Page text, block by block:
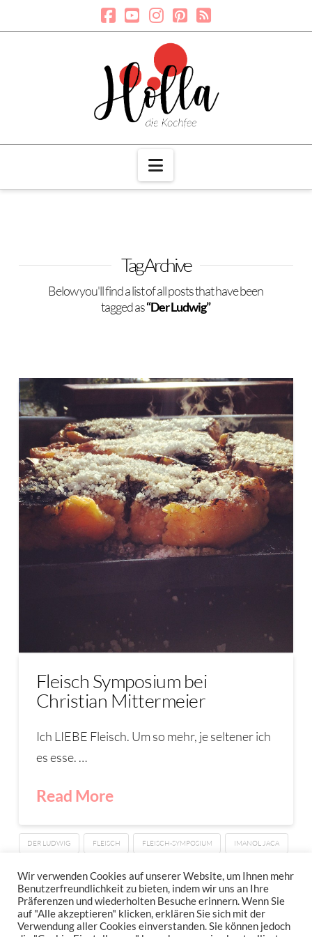
Navigation
Tag Archive
Below you'll find a list of all posts that have been
tagged as“Der Ludwig”
Fleisch Symposium bei
Christian Mittermeier
Ich LIEBE Fleisch. Um so mehr, je seltener ich
es esse. …
Read More
DER LUDWIG FLEISCH FLEISCH-SYMPOSIUM IMANOL JACA
IMPRESSUM
DATENSCHUTZERKLÄRUNG
NEWSLETTER DATENSCHUTZRICHTLINIEN
Wir verwenden Cookies auf unserer Website, um Ihnen mehr
Benutzerfreundlichkeit zu bieten, indem wir uns an Ihre
Präferenzen und wiederholten Besuche erinnern. Wenn Sie
auf "Alle akzeptieren" klicken, erklären Sie sich mit der
Verwendung aller Cookies einverstanden. Sie können jedoch